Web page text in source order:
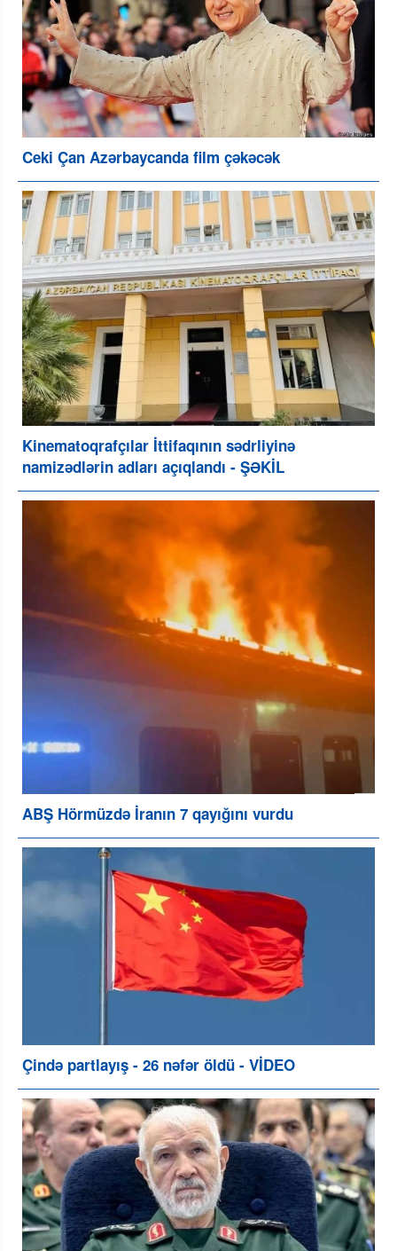
Ceki Çan Azərbaycanda film çəkəcək
Kinematoqrafçılar İttifaqının sədrliyinə
namizədlərin adları açıqlandı - ŞƏKİL
ABŞ Hörmüzdə İranın 7 qayığını vurdu
Çində partlayış - 26 nəfər öldü - VİDEO